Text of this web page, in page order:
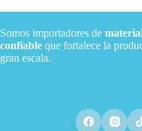
Somos importadores de
confiable que fortalece la
gran escala.